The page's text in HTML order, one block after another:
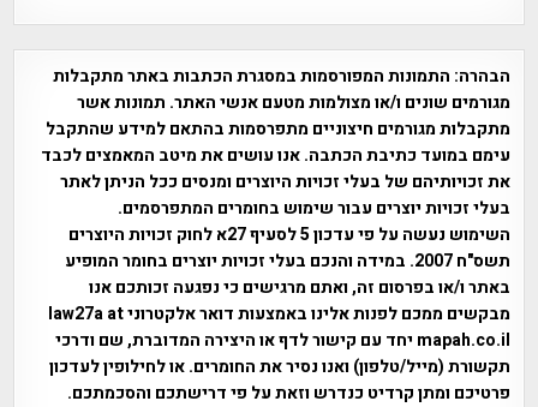
הבהרה: התמונות המפורסמות במסגרת הכתבות באתר מתקבלות
מגורמים שונים ו/או מצולמות מטעם אנשי האתר. תמונות אשר
מתקבלות מגורמים חיצוניים מתפרסמות בהתאם למידע שהתקבל
עימם במועד כתיבת הכתבה. אנו עושים את מיטב המאמצים לכבד
את זכויותיהם של בעלי זכויות היוצרים ומנסים ככל הניתן לאתר
בעלי זכויות יוצרים עבור שימוש בחומרים המתפרסמים.
השימוש נעשה על פי עדכון 5 לסעיף 27א לחוק זכויות היוצרים
תשס"ח 2007. במידה והנכם בעלי זכויות יוצרים בחומר המופיע
באתר ו/או בפרסום זה, ואתם מרגישים כי נפגעה זכותכם אנו
מבקשים ממכם לפנות אלינו באמצעות דואר אלקטרוני law27a at
mapah.co.il יחד עם קישור לדף או היצירה המדוברת, שם ודרכי
תקשורת (מייל/טלפון) ואנו נסיר את החומרים. או לחילופין לעדכון
פרטיכם ומתן קרדיט כנדרש וזאת על פי דרישתכם והסכמתכם.